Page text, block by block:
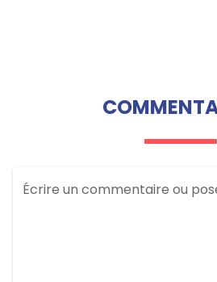
Écrire un commentaire ou